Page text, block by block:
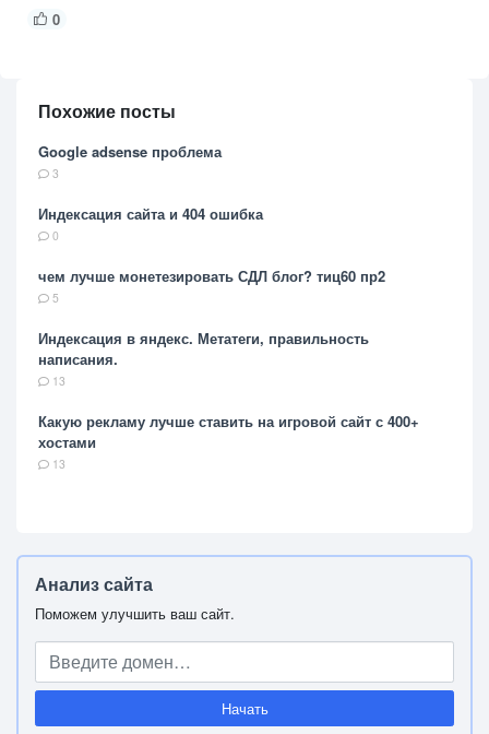
0
Похожие посты
Google adsense проблема
3
Индексация сайта и 404 ошибка
0
чем лучше монетезировать СДЛ блог? тиц60 пр2
5
Индексация в яндекс. Метатеги, правильность
написания.
13
Какую рекламу лучше ставить на игровой сайт с 400+
хостами
13
Анализ сайта
Поможем улучшить ваш сайт.
Начать